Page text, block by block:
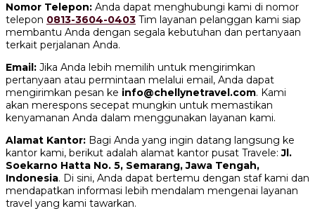
Nomor Telepon: Anda dapat menghubungi kami di nomor
telepon 0813-3604-0403 Tim layanan pelanggan kami siap
membantu Anda dengan segala kebutuhan dan pertanyaan
terkait perjalanan Anda.
Email: Jika Anda lebih memilih untuk mengirimkan
pertanyaan atau permintaan melalui email, Anda dapat
mengirimkan pesan ke info@chellynetravel.com. Kami
akan merespons secepat mungkin untuk memastikan
kenyamanan Anda dalam menggunakan layanan kami.
Alamat Kantor: Bagi Anda yang ingin datang langsung ke
kantor kami, berikut adalah alamat kantor pusat Travele:Jl.
Soekarno Hatta No. 5, Semarang, Jawa Tengah,
Indonesia. Di sini, Anda dapat bertemu dengan staf kami dan
mendapatkan informasi lebih mendalam mengenai layanan
travel yang kami tawarkan.